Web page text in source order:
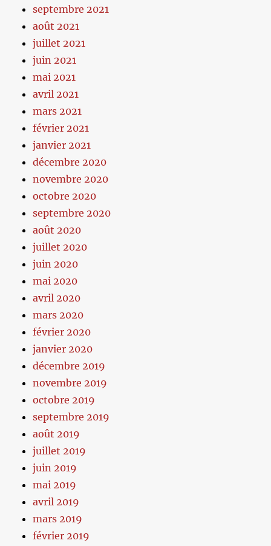
septembre 2021
août 2021
juillet 2021
juin 2021
mai 2021
avril 2021
mars 2021
février 2021
janvier 2021
décembre 2020
novembre 2020
octobre 2020
septembre 2020
août 2020
juillet 2020
juin 2020
mai 2020
avril 2020
mars 2020
février 2020
janvier 2020
décembre 2019
novembre 2019
octobre 2019
septembre 2019
août 2019
juillet 2019
juin 2019
mai 2019
avril 2019
mars 2019
février 2019